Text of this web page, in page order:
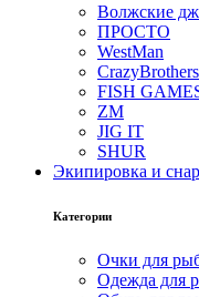
Волжские
ПРОСТО
WestMan
CrazyBrothers
FISH
ZM
JIG IT
SHUR
Экипировка и
Категории
Очки для
Одежда для